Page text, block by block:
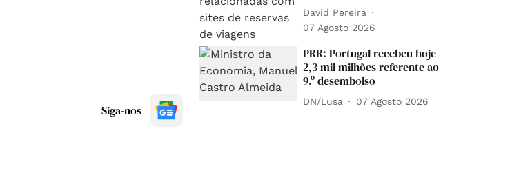
Siga-nos
David Pereira
07 Agosto 2026
PRR: Portugal recebeu hoje
2,3 mil milhões referente ao
9.º desembolso
DN/Lusa 07 Agosto 2026